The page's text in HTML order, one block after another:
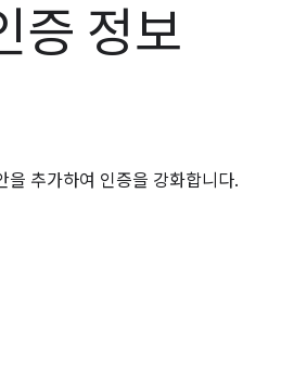
증 정보
추가하여 인증을 강화합니다.